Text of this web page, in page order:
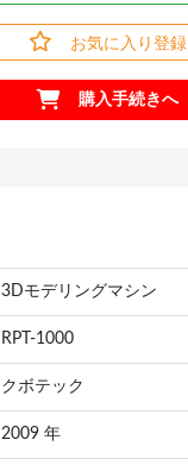
お気に入り登録
購入手続きへ
3Dモデリングマシン
RPT-1000
クボテック
2009 年